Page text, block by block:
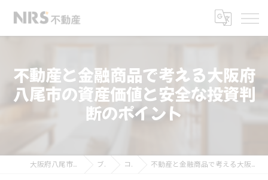
不動産と金融商品で考える大阪府
八尾市の資産価値と安全な投資判
断のポイント
大阪府八尾市の不動産ならNRS不動産 ブログ コラム 不動産と金融商品で考える大阪府八尾市の資産価値と安全な投資判断のポイント